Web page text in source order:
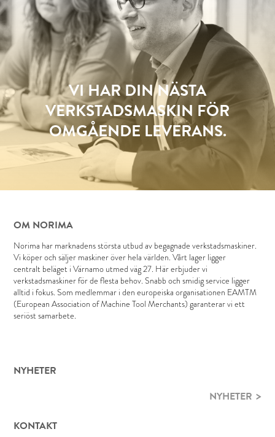
VI HAR DIN NÄSTA
VERKSTADSMASKIN FÖR
OMGÅENDE LEVERANS.
OM NORIMA
Norima har marknadens största utbud av begagnade verkstadsmaskiner.
Vi köper och säljer maskiner över hela världen. Vårt lager ligger
centralt beläget i Värnamo utmed väg 27. Här erbjuder vi
verkstadsmaskiner för de flesta behov. Snabb och smidig service ligger
alltid i fokus. Som medlemmar i den europeiska organisationen EAMTM
(European Association of Machine Tool Merchants) garanterar vi ett
seriöst samarbete.
NYHETER
NYHETER
KONTAKT